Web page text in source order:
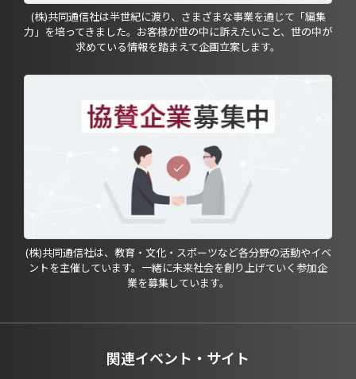
(株)共同通信社は半世紀に渡り、さまざまな事業を通じて「編集
力」を培ってきました。お客様が世の中に訴えたいこと、世の中が
求めている情報を踏まえて企画立案します。
(株)共同通信社は、教育・文化・スポーツなど各分野の活動やイベ
ントを主催しています。一緒に未来社会を創り上げていく参加企
業を募集しています。
関連イベント・サイト